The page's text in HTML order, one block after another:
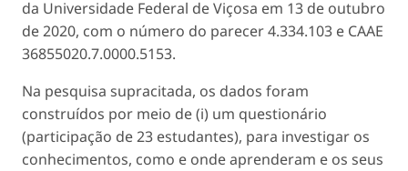
da Universidade Federal de Viçosa em 13 de outubro
de 2020, com o número do parecer 4.334.103 e CAAE
36855020.7.0000.5153.
Na pesquisa supracitada, os dados foram
construídos por meio de (i) um questionário
(participação de 23 estudantes), para investigar os
conhecimentos, como e onde aprenderam e os seus